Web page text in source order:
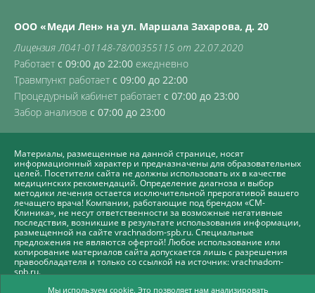
ООО «Меди Лен» на ул. Маршала Захарова, д. 20
Лицензия Л041-01148-78/00355115 от 22.07.2020
Работает с 09:00 до 22:00 ежедневно
Травмпункт работает с 09:00 до 22:00
Процедурный кабинет работает с 07:00 до 23:00
Забор анализов с 07:00 до 23:00
Материалы, размещенные на данной странице, носят
информационный характер и предназначены для образовательных
целей. Посетители сайта не должны использовать их в качестве
медицинских рекомендаций. Определение диагноза и выбор
методики лечения остается исключительной прерогативой вашего
лечащего врача! Компании, работающие под брендом «СМ-
Клиника», не несут ответственности за возможные негативные
последствия, возникшие в результате использования информации,
размещенной на сайте vrachnadom-spb.ru. Специальные
предложения не являются офертой! Любое использование или
копирование материалов сайта допускается лишь с разрешения
правообладателя и только со ссылкой на источник: vrachnadom-
spb.ru.
Политика СМ-Клиника в отношении обработки персональных
Мы используем cookie. Это позволяет нам анализировать